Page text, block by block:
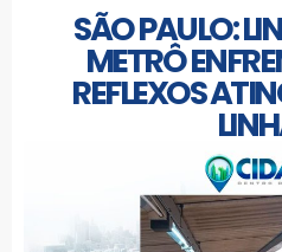
SÃO PAULO:
METRÔ
REFLEXOS